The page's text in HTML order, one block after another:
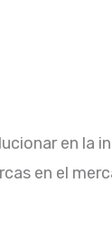
en la
en el